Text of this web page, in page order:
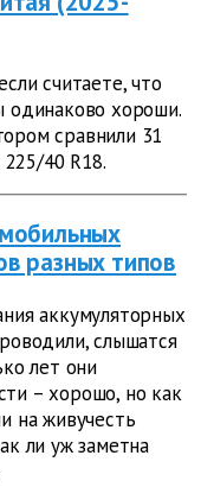
считаете, что
одинаково хороши.
сравнили 31
40 R18.
разных типов
аккумуляторных
слышатся
лет они
– хорошо, но как
на живучесть
ли уж заметна